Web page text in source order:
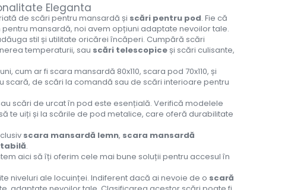
Eleganta
de scări pentru mansardă și scări pentru pod. Fie că
mansardă, noi avem opțiuni adaptate nevoilor tale.
stil și utilitate oricărei încăperi. Cumpără scări
temperaturii, sau scări telescopiceși scări culisante,
ar fi scara mansardă 80x110, scara pod 70x110, și
scară, de scări la comandă sau de scări interioare pentru
scări de urcat în pod este esențială. Verifică modelele
te uiți și la scările de pod metalice, care oferă durabilitate
scara mansardă lemn, scara mansardă
.
aici să îți oferim cele mai bune soluții pentru accesul în
niveluri ale locuinței. Indiferent dacă ai nevoie de o scară